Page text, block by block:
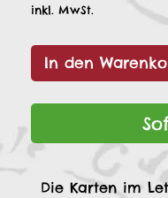
inkl. MwSt.
In den
Die Karten im